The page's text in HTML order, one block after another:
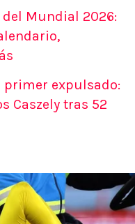
Mundial 2026:
expulsado:
Caszely tras 52